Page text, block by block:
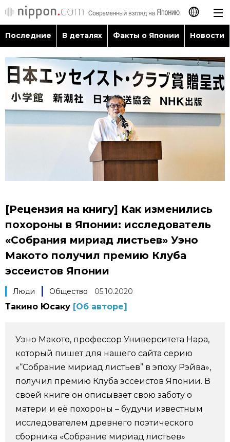
日本語
English
简体字
繁體字
Français
Последние
В деталях
Путеводитель по Японии
Фото/Видео
Разделы
Люди
Политика
Экономика
Общество
Популярные статьи
Японский калейдоскоп
Семья
Еда и напитки
Последние В деталях Факты о Японии Новости
[Рецензия на книгу] Как изменились
похороны в Японии: исследователь
«Собрания мириад листьев» Уэно
Макото получил премию Клуба
эссеистов Японии
Люди Общество 05.10.2020
Такино Юсаку [Об авторе]
Уэно Макото, профессор Университета Нара,
который пишет для нашего сайта серию
«“Собрание мириад листьев” в эпоху Рэйва»,
получил премию Клуба эссеистов Японии. В
своей книге он описывает свою заботу о
матери и её похороны – будучи известным
исследователем древнего поэтического
сборника «Собрание мириад листьев»